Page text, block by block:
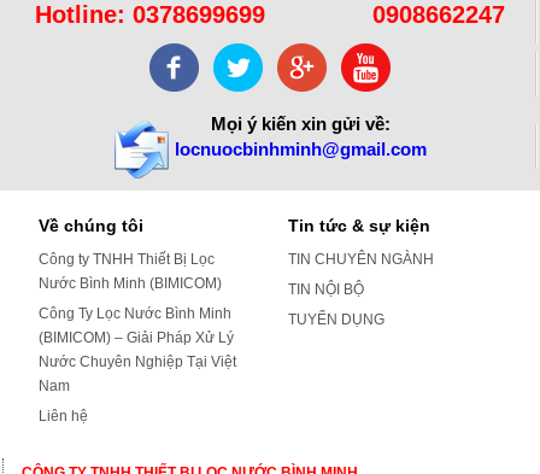
Hotline: 0378699699 0908662247
Mọi ý kiến xin gửi về:
locnuocbinhminh@gmail.com
Về chúng tôi
Công ty TNHH Thiết Bị Lọc
Nước Bình Minh (BIMICOM)
Công Ty Lọc Nước Bình Minh
(BIMICOM) – Giải Pháp Xử Lý
Nước Chuyên Nghiệp Tại Việt
Nam
Liên hệ
Tin tức & sự kiện
TIN CHUYÊN NGÀNH
TIN NỘI BỘ
TUYỂN DỤNG